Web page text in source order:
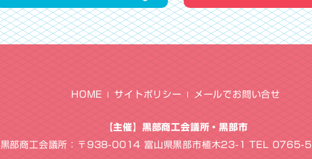
HOME サイトポリシー メールでお問い合せ
【主催】黒部商工会議所・黒部市
黒部商工会議所：〒938-0014 富山県黒部市植木23-1 TEL